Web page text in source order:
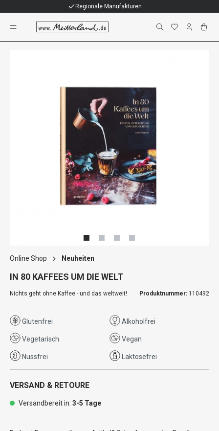
Individuelle Geschenke
Online Shop Neuheiten
IN 80 KAFFEES UM DIE WELT
Nichts geht ohne Kaffee - und das weltweit! Produktnummer: 110492
Glutenfrei Alkoholfrei
Vegetarisch Vegan
Nussfrei Laktosefrei
VERSAND & RETOURE
Versandbereit in: 3-5 Tage